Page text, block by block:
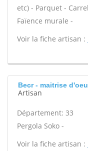
etc) - Parquet -
Faïence murale -
Voir la fiche artisan :
Becr - maitrise
Artisan
Département: 33
Pergola Soko -
Voir la fiche artisan :